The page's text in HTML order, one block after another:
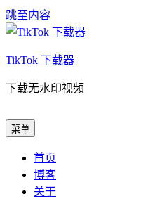
跳至内容
TikTok 下载器
下载无水印视频
TikTok 下载器
下载无水印视频
菜单
首页
博客
关于